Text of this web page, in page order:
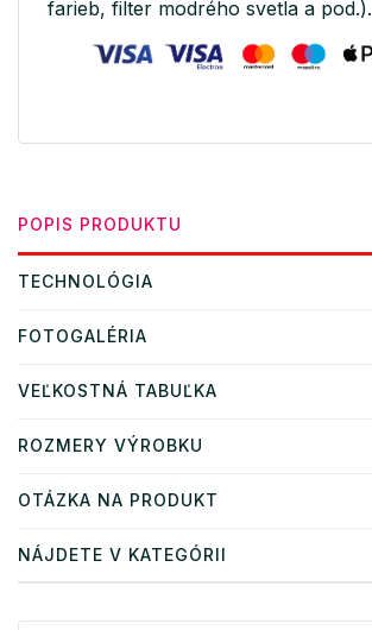
farieb, filter modrého svetla a pod.).
POPIS PRODUKTU
TECHNOLÓGIA
FOTOGALÉRIA
VEĽKOSTNÁ TABUĽKA
ROZMERY VÝROBKU
OTÁZKA NA PRODUKT
NÁJDETE V KATEGÓRII